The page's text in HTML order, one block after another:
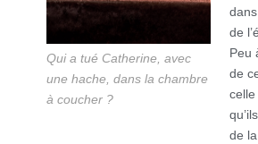
Qui a tué Catherine, avec
une hache, dans la chambre
à coucher ?
de
Peu
de
de